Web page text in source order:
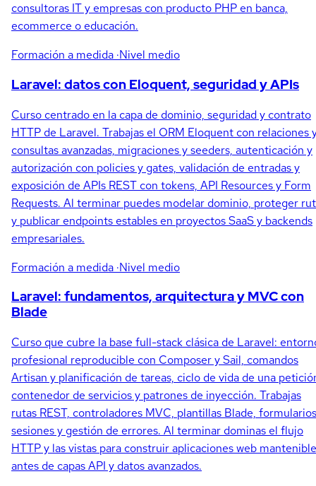
consultoras IT y empresas con producto PHP en banca,
ecommerce o educación.
Formación a medida ·Nivel medio
Laravel: datos con Eloquent, seguridad y APIs
Curso centrado en la capa de dominio, seguridad y contrato
HTTP de Laravel. Trabajas el ORM Eloquent con relaciones
consultas avanzadas, migraciones y seeders, autenticación y
autorización con policies y gates, validación de entradas y
exposición de APIs REST con tokens, API Resources y Form
Requests. Al terminar puedes modelar dominio, proteger
y publicar endpoints estables en proyectos SaaS y backends
empresariales.
Formación a medida ·Nivel medio
Laravel: fundamentos, arquitectura y MVC con
Blade
Curso que cubre la base full-stack clásica de Laravel:
profesional reproducible con Composer y Sail, comandos
Artisan y planificación de tareas, ciclo de vida de una
contenedor de servicios y patrones de inyección. Trabajas
rutas REST, controladores MVC, plantillas Blade,
sesiones y gestión de errores. Al terminar dominas el flujo
HTTP y las vistas para construir aplicaciones web
antes de capas API y datos avanzados.